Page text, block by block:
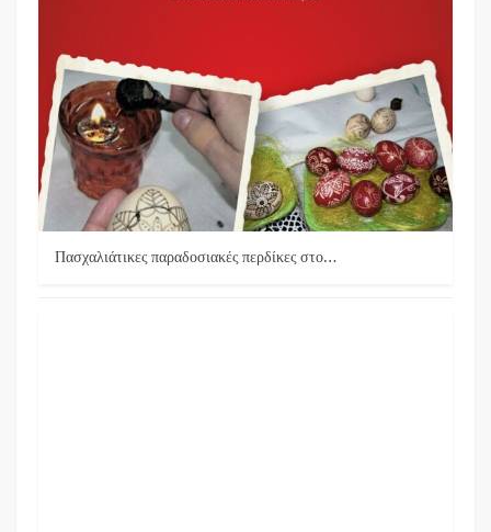
Πασχαλιάτικες παραδοσιακές περδίκες στο…